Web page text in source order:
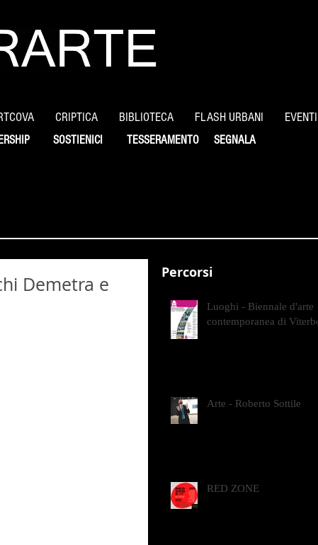
CRIPTICA BIBLIOTECA FLASH URBANI EVENTI
SOSTIENICI SEGNALA
TESSERAMENTO
Demetra e
Percorsi
Luoghi - Biennale d'arte
contemporanea di Viterbo
Arte - Roberto Sottile
RED ZONE